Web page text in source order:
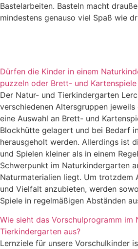
Bastelarbeiten. Basteln macht
mindestens genauso viel Spaß wie
Dürfen die Kinder in einem
puzzeln oder Brett- und Kartenspiele
Der Natur- und Tierkindergarten
verschiedenen Altersgruppen
eine Auswahl an Brett- und
Blockhütte gelagert und bei Bedarf
herausgeholt werden. Allerdings ist
und Spielen kleiner als in einem
Schwerpunkt im Naturkindergarten
Naturmaterialien liegt. Um trotzdem
und Vielfalt anzubieten, werden
Spiele in regelmäßigen Abständen
Wie sieht das Vorschulprogramm im
Tierkindergarten aus?
Lernziele für unsere Vorschulkinder